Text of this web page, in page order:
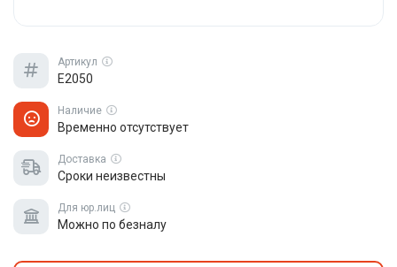
Артикул
E2050
Наличие
Временно отсутствует
Доставка
Сроки неизвестны
Для юр.лиц
Можно по безналу